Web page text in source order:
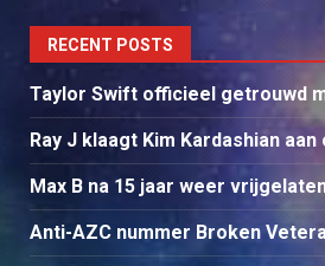
RECENT POSTS
Taylor Swift officieel getrouwd
Ray J klaagt Kim Kardashian
Max B na 15 jaar weer
Anti-AZC nummer Broken